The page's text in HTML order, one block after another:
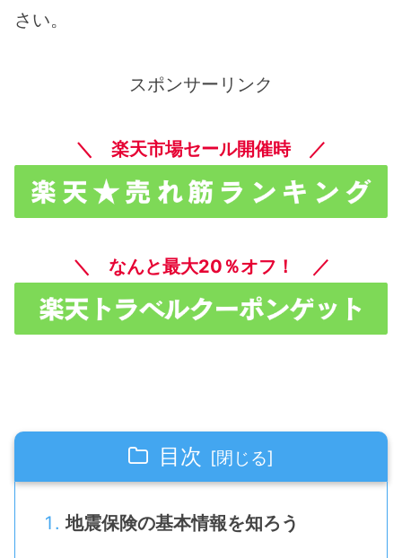
さい。
スポンサーリンク
＼ 楽天市場セール開催時 ／
＼ なんと最大20％オフ！ ／
目次
地震保険の基本情報を知ろう